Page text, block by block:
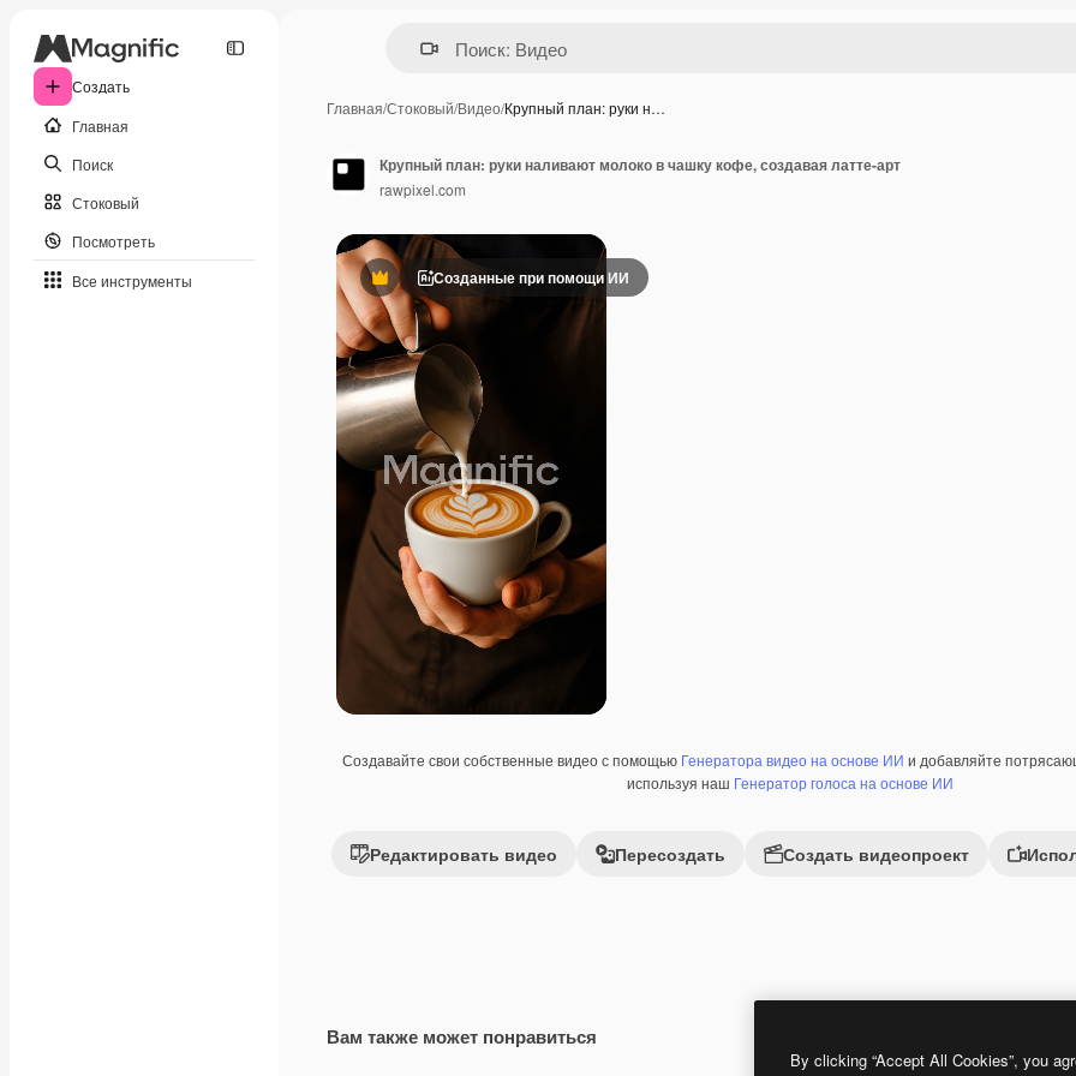
Создать
Главная
Поиск
Стоковый
Посмотреть
Все инструменты
Главная/Стоковый/Видео/Крупный план: руки н…
ПремиумСозданные при помощи ИИ
Создавайте свои собственные видео с помощью Генератора видео на основе ИИ и добавляйте
используя наш Генератор голоса на основе ИИ
Редактировать видео Пересоздать Создать видеопроект
Крупный план: руки наливают молоко в чашку кофе, создавая латте-арт
rawpixel.com
Вам также может понравиться
Сгенерировано с помощью ИИ
By clicking “Accept All Cookies”, you